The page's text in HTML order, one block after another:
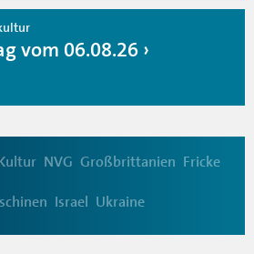
vom 06.08.26
NVG Großbrittanien Fricke
Israel Ukraine